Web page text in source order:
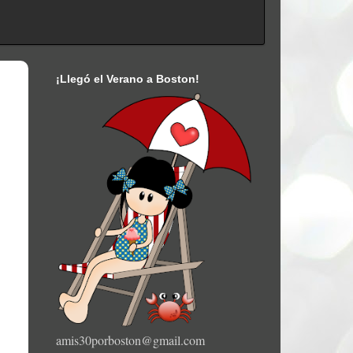
¡Llegó el Verano a Boston!
amis30porboston@gmail.com